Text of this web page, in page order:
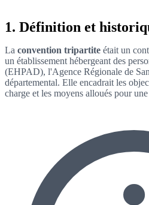
1. Définition et
La convention tripartite était un
un établissement hébergeant des
(EHPAD), l'Agence Régionale de
départemental. Elle encadrait les
charge et les moyens alloués pour